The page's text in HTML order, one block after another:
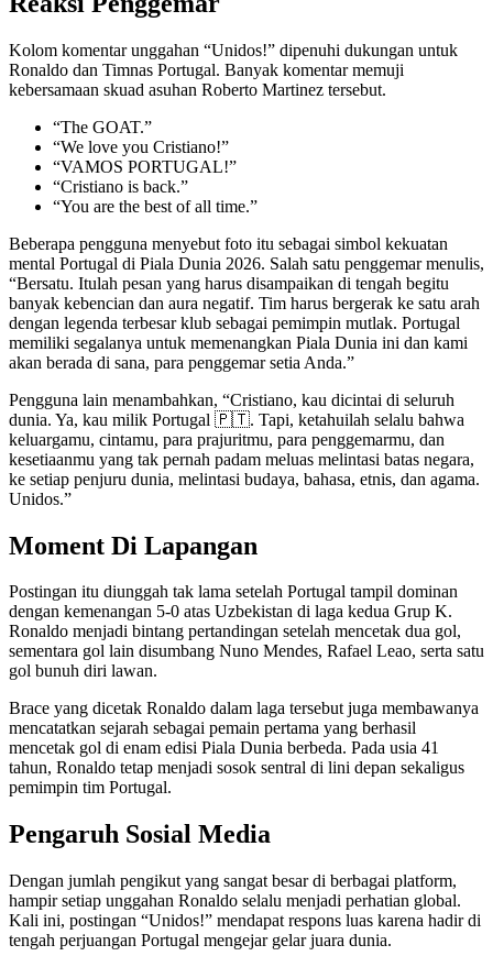
Kolom komentar unggahan “Unidos!” dipenuhi dukungan untuk
Ronaldo dan Timnas Portugal. Banyak komentar memuji
kebersamaan skuad asuhan Roberto Martinez tersebut.
“The GOAT.”
“We love you Cristiano!”
“VAMOS PORTUGAL!”
“Cristiano is back.”
“You are the best of all time.”
Beberapa pengguna menyebut foto itu sebagai simbol kekuatan
mental Portugal di Piala Dunia 2026. Salah satu penggemar menulis,
“Bersatu. Itulah pesan yang harus disampaikan di tengah begitu
banyak kebencian dan aura negatif. Tim harus bergerak ke satu arah
dengan legenda terbesar klub sebagai pemimpin mutlak. Portugal
memiliki segalanya untuk memenangkan Piala Dunia ini dan kami
akan berada di sana, para penggemar setia Anda.”
Pengguna lain menambahkan, “Cristiano, kau dicintai di seluruh
dunia. Ya, kau milik Portugal 🇵🇹. Tapi, ketahuilah selalu bahwa
keluargamu, cintamu, para prajuritmu, para penggemarmu, dan
kesetiaanmu yang tak pernah padam meluas melintasi batas negara,
ke setiap penjuru dunia, melintasi budaya, bahasa, etnis, dan agama.
Unidos.”
Moment Di Lapangan
Postingan itu diunggah tak lama setelah Portugal tampil dominan
dengan kemenangan 5-0 atas Uzbekistan di laga kedua Grup K.
Ronaldo menjadi bintang pertandingan setelah mencetak dua gol,
sementara gol lain disumbang Nuno Mendes, Rafael Leao, serta satu
gol bunuh diri lawan.
Brace yang dicetak Ronaldo dalam laga tersebut juga membawanya
mencatatkan sejarah sebagai pemain pertama yang berhasil
mencetak gol di enam edisi Piala Dunia berbeda. Pada usia 41
tahun, Ronaldo tetap menjadi sosok sentral di lini depan sekaligus
pemimpin tim Portugal.
Pengaruh Sosial Media
Dengan jumlah pengikut yang sangat besar di berbagai platform,
hampir setiap unggahan Ronaldo selalu menjadi perhatian global.
Kali ini, postingan “Unidos!” mendapat respons luas karena hadir di
tengah perjuangan Portugal mengejar gelar juara dunia.